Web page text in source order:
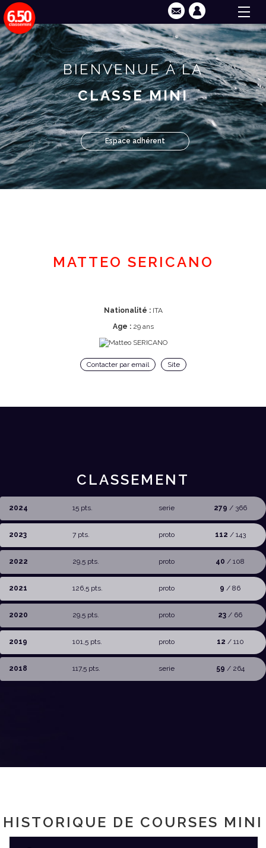
BIENVENUE À LA
CLASSE MINI
Espace adhérent
MATTEO SERICANO
Nationalité :ITA
Age :29 ans
Contacter par email Site
CLASSEMENT
2024 15 pts. serie 279 / 366
2023 7 pts. proto 112 / 143
2022 29,5 pts. proto 40 / 108
2021 126,5 pts. proto 9 / 86
2020 29,5 pts. proto 23 / 66
2019 101,5 pts. proto 12 / 110
2018 117,5 pts. serie 59 / 264
HISTORIQUE DE COURSES MINI